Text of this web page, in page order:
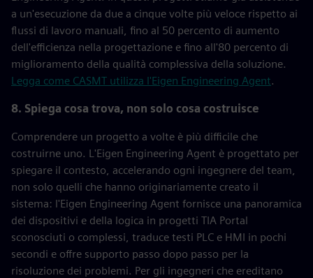
a un'esecuzione da due a cinque volte più veloce rispetto ai
flussi di lavoro manuali, fino al 50 percento di aumento
dell'efficienza nella progettazione e fino all'80 percento di
miglioramento della qualità complessiva della soluzione.
Legga come CASMT utilizza l'Eigen Engineering Agent.
8. Spiega cosa trova, non solo cosa costruisce
Comprendere un progetto a volte è più difficile che
costruirne uno. L'Eigen Engineering Agent è progettato per
spiegare il contesto, accelerando ogni ingegnere del team,
non solo quelli che hanno originariamente creato il
sistema: l'Eigen Engineering Agent fornisce una panoramica
dei dispositivi e della logica in progetti TIA Portal
sconosciuti o complessi, traduce testi PLC e HMI in pochi
secondi e offre supporto passo dopo passo per la
risoluzione dei problemi. Per gli ingegneri che ereditano